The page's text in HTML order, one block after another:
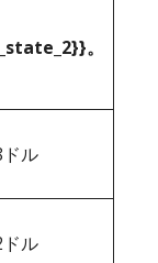
。
ル
ル